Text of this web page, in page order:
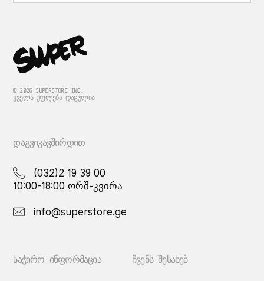
© 2026 SUPERSTORE INC.
ᲧᲕᲔᲚᲐ ᲣᲤᲚᲔᲑᲐ ᲓᲐᲪᲣᲚᲘᲐ
ᲓᲐᲒᲕᲘᲙᲐᲕᲨᲘᲠᲓᲘᲗ
(032)2 19 39 00
10:00-18:00 ორშ-კვირა
info@superstore.ge
ᲡᲐᲭᲘᲠᲝ ᲘᲜᲤᲝᲠᲛᲐᲪᲘᲐ ᲩᲕᲔᲜᲡ ᲨᲔᲡᲐᲮᲔᲑ